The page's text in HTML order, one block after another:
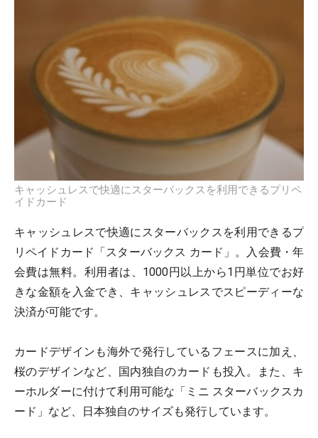
キャッシュレスで快適にスターバックスを利用できるプリペ
イドカード
キャッシュレスで快適にスターバックスを利用できるプ
リペイドカード「スターバックス カード」。入会費・年
会費は無料。利用者は、1000円以上から1円単位でお好
きな金額を入金でき、キャッシュレスでスピーディーな
決済が可能です。
カードデザインも海外で発行しているフェースに加え、
桜のデザインなど、国内独自のカードも投入。また、キ
ーホルダーに付けて利用可能な「ミニ スターバックスカ
ード」など、日本独自のサイズも発行しています。